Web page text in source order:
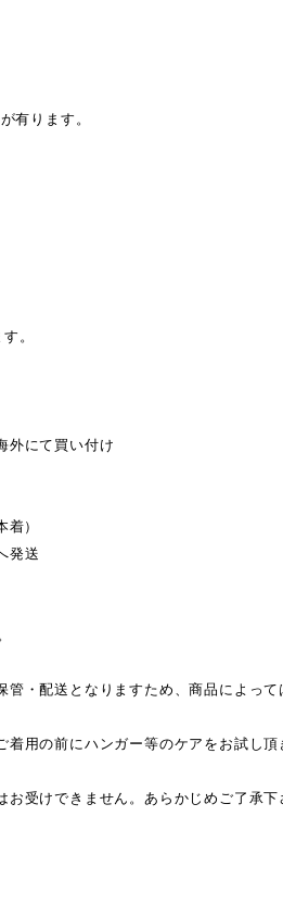
有ります。
。
外にて買い付け
発送
管・配送となりますため、商品によっ
着用の前にハンガー等のケアをお試し
お受けできません。あらかじめご了承